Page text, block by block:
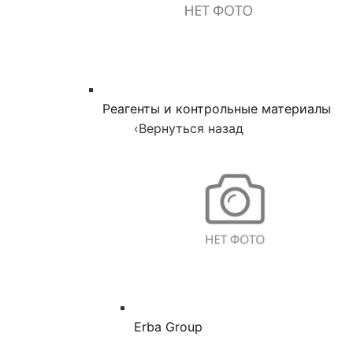
Реагенты и контрольные материалы
‹Вернуться назад
Erba Group